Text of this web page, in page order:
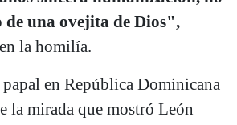
de una ovejita de Dios",
la homilía.
en República Dominicana
la mirada que mostró León